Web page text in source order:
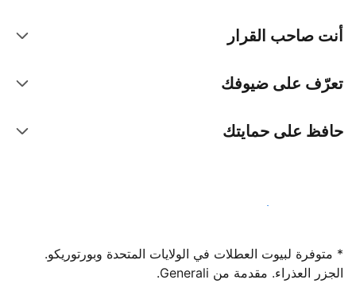
أنت صاحب القرار
تعرّف على ضيوفك
حافظ على حمايتك
سجِّل كمضيف لدينا اليوم
* متوفرة لبيوت العطلات في الولايات المتحدة وبورتوريكو.
الجزر العذراء. مقدمة من Generali.